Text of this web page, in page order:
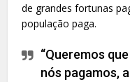
de grandes fortunas
população paga.
“Queremos
nós pagamos,